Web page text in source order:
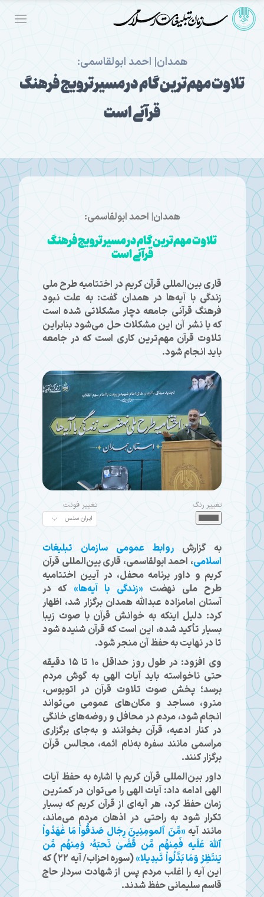
همدان| احمد ابولقاسمی:
تلاوت مهم‌ترین گام در مسیر ترویج فرهنگ
قرآنی است
همدان| احمد ابولقاسمی:
تلاوت مهم‌ترین گام در مسیر ترویج فرهنگ
قرآنی است
قاری بین‌المللی قرآن کریم در اختتامیه طرح ملی
زندگی با آیه‌ها در همدان گفت: به علت نبود
فرهنگ قرآنی جامعه دچار مشکلاتی شده است
که با نشر آن این مشکلات حل می‌شود بنابراین
تلاوت قرآن مهم‌ترین کاری است که در جامعه
باید انجام شود.
تغییر رنگ تغییر فونت
به گزارش روابط عمومی سازمان تبلیغات
اسلامی، احمد ابولقاسمی، قاری بین‌المللی قرآن
کریم و داور برنامه محفل، در آیین اختتامیه
طرح ملی نهضت«زندگی با آیه‌ها»که در
آستان امامزاده عبدالله همدان برگزار شد، اظهار
کرد: دلیل اینکه به خوانش قرآن با صوت زیبا
بسیار تأکید شده، این است که قرآن شنیده شود
تا در نهایت به حفظ آن منجر شود.
وی افزود: در طول روز حداقل ۱۰ تا ۱۵ دقیقه
حتی ناخواسته باید آیات الهی به گوش مردم
برسد؛ پخش صوت تلاوت قرآن در اتوبوس،
مترو، مساجد و مکان‌های عمومی می‌تواند
انجام شود، مردم در محافل و روضه‌های خانگی
در کنار ادعیه، قرآن بخوانند و به‌جای برگزاری
مراسمی مانند سفره به‌نام ائمه، مجالس قرآن
برگزار کنند.
داور بین‌المللی قرآن کریم با اشاره به حفظ آیات
الهی ادامه داد: آیات الهی را می‌توان در کمترین
زمان حفظ کرد، هر آیه‌ای از قرآن کریم که بسیار
تکرار شود به راحتی در اذهان مردم می‌ماند،
مانند آیه «مِّنَ ٱلمومِنِينَ رِجَال صَدَقُواْ مَا عَٰهَدُواْ
ٱللَّهَ عَلَيه فَمِنهُم مَّن قَضَىٰ نَحبَهُۥ وَمِنهُم مَّن
يَنتَظِرُ وَمَا بَدَّلُواْ تَبدِيلا»
(سوره احزاب/ آیه ۲۲) که
این آیه را اغلب مردم پس از شهادت سردار حاج
قاسم سلیمانی حفظ شدند.